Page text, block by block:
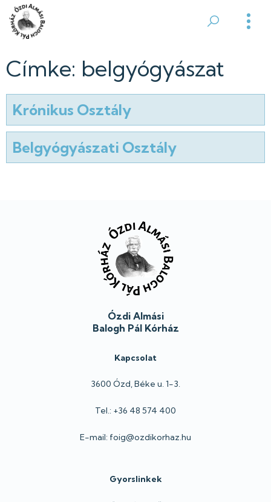
Ugrás
tartalomraÓzdi
Almási
Balogh
Pál
Kórház
Címke: belgyógyászat
Krónikus Osztály
Belgyógyászati Osztály
Ózdi Almási
Balogh Pál Kórház
Kapcsolat
3600 Ózd, Béke u. 1-3.
Tel.: +36 48 574 400
E-mail: foig@ozdikorhaz.hu
Gyorslinkek